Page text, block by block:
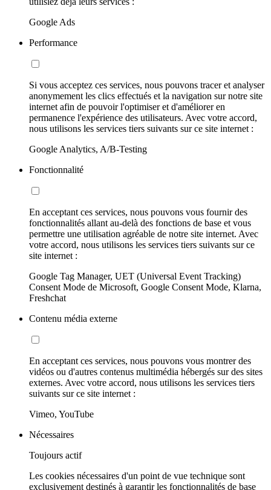
Google Ads
Performance
Si vous acceptez ces services, nous pouvons tracer et analyser
anonymement les clics effectués et la navigation sur notre site
internet afin de pouvoir l'optimiser et d'améliorer en
permanence l'expérience des utilisateurs. Avec votre accord,
nous utilisons les services tiers suivants sur ce site internet :
Google Analytics, A/B-Testing
Fonctionnalité
En acceptant ces services, nous pouvons vous fournir des
fonctionnalités allant au-delà des fonctions de base et vous
permettre une utilisation agréable de notre site internet. Avec
votre accord, nous utilisons les services tiers suivants sur ce
site internet :
Google Tag Manager, UET (Universal Event Tracking)
Consent Mode de Microsoft, Google Consent Mode, Klarna,
Freshchat
Contenu média externe
En acceptant ces services, nous pouvons vous montrer des
vidéos ou d'autres contenus multimédia hébergés sur des sites
externes. Avec votre accord, nous utilisons les services tiers
suivants sur ce site internet :
Vimeo, YouTube
Nécessaires
Toujours actif
Les cookies nécessaires d'un point de vue technique sont
exclusivement destinés à garantir les fonctionnalités de base